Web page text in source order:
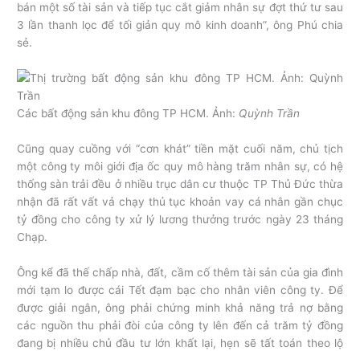
bán một số tài sản và tiếp tục cắt giảm nhân sự đợt thứ tư sau
3 lần thanh lọc để tối giản quy mô kinh doanh”, ông Phú chia
sẻ.
Các bất động sản khu đông TP HCM. Ảnh: Quỳnh Trần
Cũng quay cuồng với “cơn khát” tiền mặt cuối năm, chủ tịch
một công ty môi giới địa ốc quy mô hàng trăm nhân sự, có hệ
thống sàn trải đều ở nhiều trục dân cư thuộc TP Thủ Đức thừa
nhận đã rất vất vả chạy thủ tục khoản vay cá nhân gần chục
tỷ đồng cho công ty xử lý lương thưởng trước ngày 23 tháng
Chạp.
Ông kể đã thế chấp nhà, đất, cầm cố thêm tài sản của gia đình
mới tạm lo được cái Tết đạm bạc cho nhân viên công ty. Để
được giải ngân, ông phải chứng minh khả năng trả nợ bằng
các nguồn thu phải đòi của công ty lên đến cả trăm tỷ đồng
đang bị nhiều chủ đầu tư lớn khất lại, hẹn sẽ tất toán theo lộ